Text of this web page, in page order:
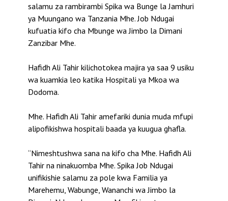
salamu za rambirambi Spika wa Bunge la Jamhuri
ya Muungano wa Tanzania Mhe. Job Ndugai
kufuatia kifo cha Mbunge wa Jimbo la Dimani
Zanzibar Mhe.
Hafidh Ali Tahir kilichotokea majira ya saa 9 usiku
wa kuamkia leo katika Hospitali ya Mkoa wa
Dodoma.
Mhe. Hafidh Ali Tahir amefariki dunia muda mfupi
alipofikishwa hospitali baada ya kuugua ghafla.
“Nimeshtushwa sana na kifo cha Mhe. Hafidh Ali
Tahir na ninakuomba Mhe. Spika Job Ndugai
unifikishie salamu za pole kwa Familia ya
Marehemu, Wabunge, Wananchi wa Jimbo la